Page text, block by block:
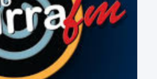
1 - Novara 2
di Birindelli
ufficiali!
affaticamento